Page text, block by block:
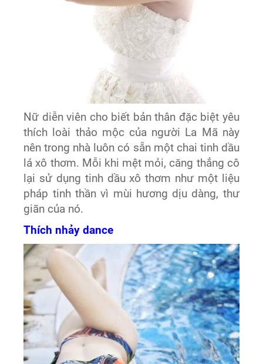
Nữ diễn viên cho biết bản thân đặc biệt yêu
thích loài thảo mộc của người La Mã này
nên trong nhà luôn có sẵn một chai tinh dầu
lá xô thơm. Mỗi khi mệt mỏi, căng thẳng cô
lại sử dụng tinh dầu xô thơm như một liệu
pháp tinh thần vì mùi hương dịu dàng, thư
giãn của nó.
Thích nhảy dance